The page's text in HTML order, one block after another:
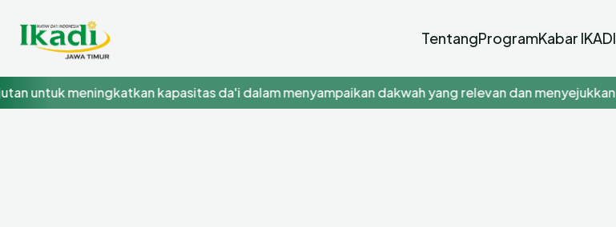
TentangProgramKabar IKADI
meningkatkan kapasitas da'i dalam menyampaikan dakwah yang relevan dan menyejukkan.